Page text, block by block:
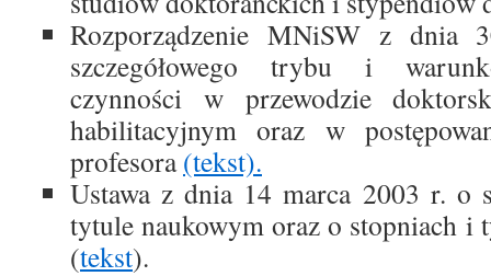
Rozporządzenie MNiSW z dnia
szczegółowego trybu i
czynności w przewodzie
habilitacyjnym oraz w
profesora(tekst).
Ustawa z dnia 14 marca 2003 r. o
tytule naukowym oraz o stopniach i
(tekst).